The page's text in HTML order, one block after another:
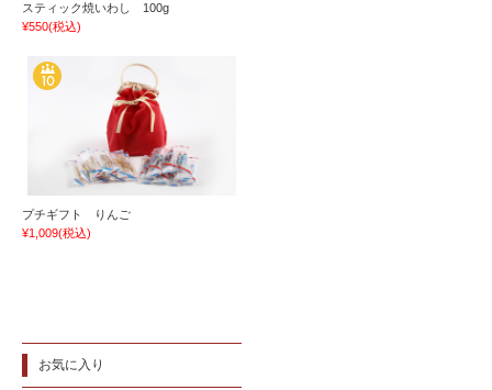
スティック焼いわし 100g
¥550(税込)
プチギフト りんご
¥1,009(税込)
お気に入り